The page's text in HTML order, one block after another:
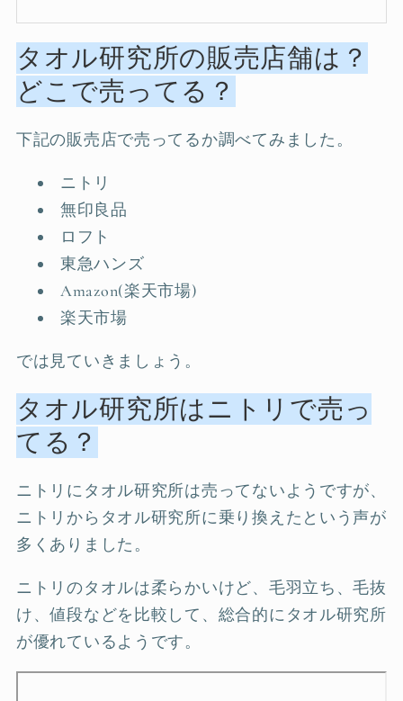
タオル研究所の販売店舗は？
どこで売ってる？
下記の販売店で売ってるか調べてみました。
ニトリ
無印良品
ロフト
東急ハンズ
Amazon(楽天市場)
楽天市場
では見ていきましょう。
タオル研究所はニトリで売っ
てる？
ニトリにタオル研究所は売ってないようですが、
ニトリからタオル研究所に乗り換えたという声が
多くありました。
ニトリのタオルは柔らかいけど、毛羽立ち、毛抜
け、値段などを比較して、総合的にタオル研究所
が優れているようです。